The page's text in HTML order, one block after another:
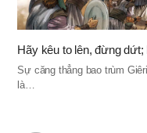
Hãy kêu to lên, đừng dứt;
Sự căng thẳng bao trùm
là…